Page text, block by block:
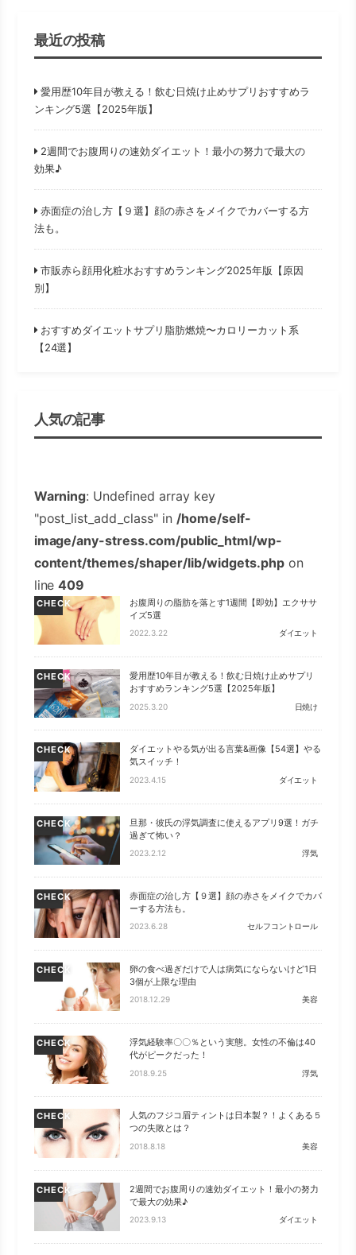
最近の投稿
愛用歴10年目が教える！飲む日焼け止めサプリおすすめラ
ンキング5選【2025年版】
2週間でお腹周りの速効ダイエット！最小の努力で最大の
効果♪
赤面症の治し方【９選】顔の赤さをメイクでカバーする方
法も。
市販赤ら顔用化粧水おすすめランキング2025年版【原因
別】
おすすめダイエットサプリ脂肪燃焼〜カロリーカット系
【24選】
人気の記事
Warning: Undefined array key
"post_list_add_class" in /home/self-
image/any-stress.com/public_html/wp-
content/themes/shaper/lib/widgets.phpon
line409
CHECK
お腹周りの脂肪を落とす1週間【即効】エクササ
イズ5選
2022.3.22 ダイエット
CHECK
愛用歴10年目が教える！飲む日焼け止めサプリ
おすすめランキング5選【2025年版】
2025.3.20 日焼け
CHECK
ダイエットやる気が出る言葉&画像【54選】やる
気スイッチ！
2023.4.15 ダイエット
CHECK
旦那・彼氏の浮気調査に使えるアプリ9選！ガチ
過ぎて怖い？
2023.2.12 浮気
CHECK
赤面症の治し方【９選】顔の赤さをメイクでカバ
ーする方法も。
2023.6.28 セルフコントロール
CHECK
卵の食べ過ぎだけで人は病気にならないけど1日
3個が上限な理由
2018.12.29 美容
CHECK
浮気経験率〇〇％という実態。女性の不倫は40
代がピークだった！
2018.9.25 浮気
CHECK
人気のフジコ眉ティントは日本製？！よくある５
つの失敗とは？
2018.8.18 美容
CHECK
2週間でお腹周りの速効ダイエット！最小の努力
で最大の効果♪
2023.9.13 ダイエット